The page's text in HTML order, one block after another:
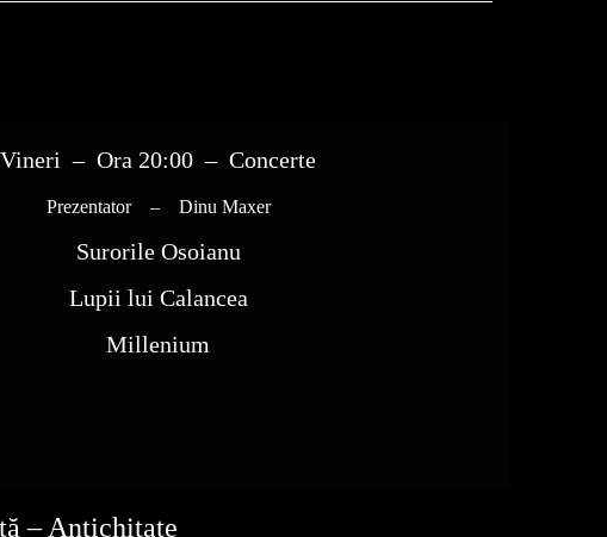
Vineri – Ora 20:00 – Concerte
Prezentator – Dinu Maxer
Surorile Osoianu
Lupii lui Calancea
Millenium
– Antichitate